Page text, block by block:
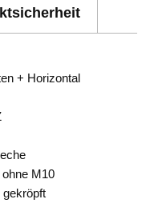
+ Horizontal
M10
gekröpft